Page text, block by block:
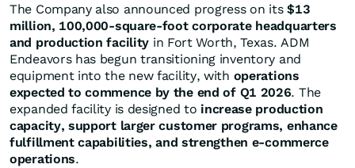
The Company also announced progress on its$13
million, 100,000-square-foot corporate headquarters
and production facility in Fort Worth, Texas. ADM
Endeavors has begun transitioning inventory and
equipment into the new facility, with operations
expected to commence by the end of Q1 2026. The
expanded facility is designed to increase production
capacity, support larger customer programs, enhance
fulfillment capabilities, and strengthen e-commerce
operations.